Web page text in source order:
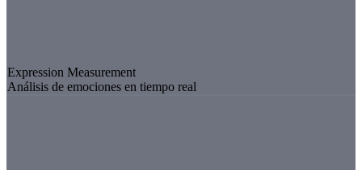
Expression Measurement
Análisis de emociones en tiempo real